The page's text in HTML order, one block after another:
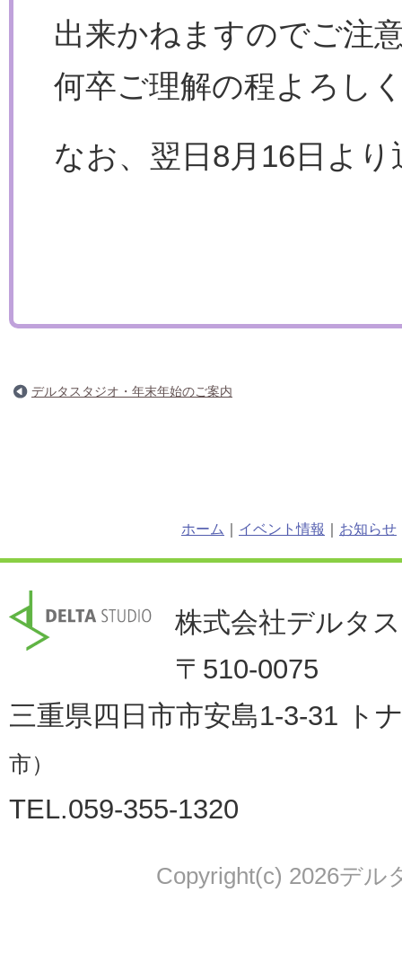
出来かねますのでご注
何卒ご理解の程よろし
なお、翌日8月16日よ
デルタスタジオ・年末年始のご案内
ホーム イベント情報 お知らせ
株式会社デルタ
〒510-0075
三重県四日市市安島1-3-31 ト
市）
TEL.059-355-1320
Copyright(c) 2026デル